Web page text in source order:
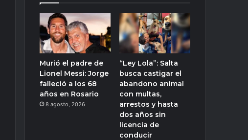
Murió el padre de
Lionel Messi: Jorge
falleció a los 68
años en Rosario
8 agosto, 2026
“Ley Lola”: Salta
busca castigar el
abandono animal
con multas,
arrestos y hasta
dos años sin
licencia de
conducir